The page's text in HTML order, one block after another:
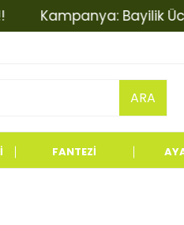
Kampanya: Bayilik
ARA
FANTEZİ